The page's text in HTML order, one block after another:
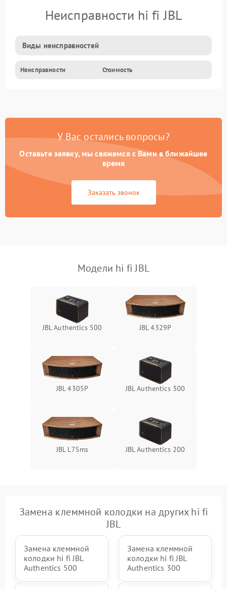
Неисправности hi fi JBL
Виды неисправностей
Неисправности Стоимость
У Вас остались вопросы?
Оставьте заявку, мы свяжемся с Вами в ближайшее
время
Заказать звонок
Модели hi fi JBL
JBL Authentics 500 JBL 4329P
JBL 4305P JBL Authentics 300
JBL L75ms JBL Authentics 200
Замена клеммной колодки на других hi fi
JBL
Замена клеммной
колодки hi fi JBL
Authentics 500
Замена клеммной
колодки hi fi JBL
Authentics 300